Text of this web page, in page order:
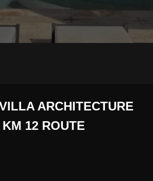
ARCHITECTURE
12 ROUTE